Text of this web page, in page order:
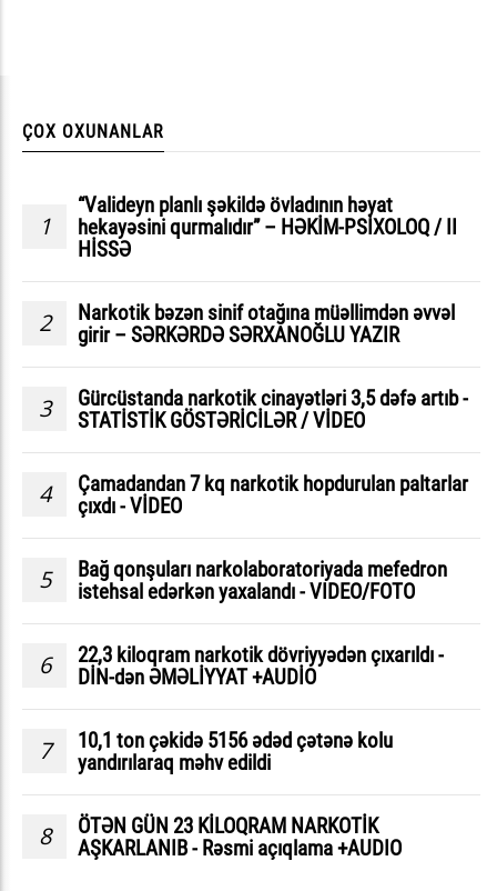
ÇOX OXUNANLAR
1
“Valideyn planlı şəkildə övladının həyat
hekayəsini qurmalıdır” – HƏKİM-PSİXOLOQ / II
HİSSƏ
2
Narkotik bəzən sinif otağına müəllimdən əvvəl
girir – SƏRKƏRDƏ SƏRXANOĞLU YAZIR
3
Gürcüstanda narkotik cinayətləri 3,5 dəfə artıb -
STATİSTİK GÖSTƏRİCİLƏR / VİDEO
4
Çamadandan 7 kq narkotik hopdurulan paltarlar
çıxdı - VİDEO
5
Bağ qonşuları narkolaboratoriyada mefedron
istehsal edərkən yaxalandı - VIDEO/FOTO
6
22,3 kiloqram narkotik dövriyyədən çıxarıldı -
DİN-dən ƏMƏLİYYAT +AUDİO
7
10,1 ton çəkidə 5156 ədəd çətənə kolu
yandırılaraq məhv edildi
8
ÖTƏN GÜN 23 KİLOQRAM NARKOTİK
AŞKARLANIB - Rəsmi açıqlama +AUDIO